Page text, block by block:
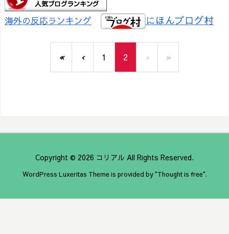
海外の反応ランキング にほんブログ村
« ‹ 1 2 › »
Copyright © 2026 コリアル All Rights Reserved.
WordPress Luxeritas Theme is provided by "Thought is free".